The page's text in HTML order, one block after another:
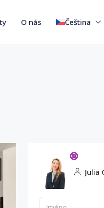
O nás Čeština
Julia